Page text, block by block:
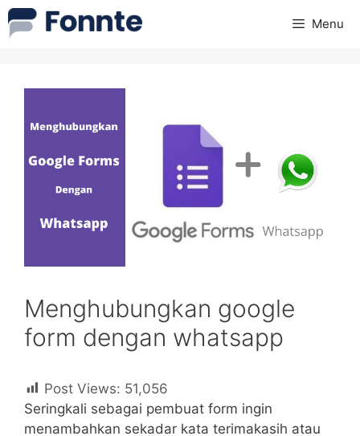
Skip
to
Menu
Menghubungkan google
form dengan whatsapp
Post Views: 51,056
Seringkali sebagai pembuat form ingin
menambahkan sekadar kata terimakasih atau